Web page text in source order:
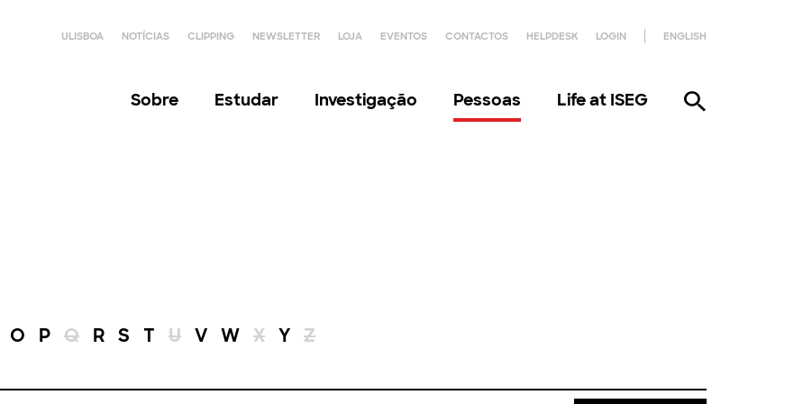
ULISBOA NOTÍCIAS CLIPPING NEWSLETTER LOJA EVENTOS CONTACTOS HELPDESK LOGIN ENGLISH
Sobre Estudar Investigação Pessoas Life at ISEG
O P Q R S T U V W X Y Z